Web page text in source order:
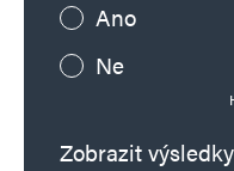
Ano
Ne
Zobrazit výsledky